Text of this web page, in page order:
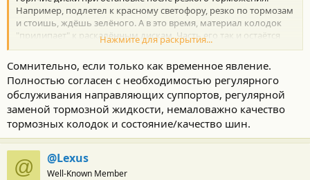
Например, подлетел к красному светофору, резко по тормозам
и стоишь, ждёшь зелёного. А в это время, материал колодок
"прилипает" к раскалённым дискам. Часть его так и остаётся
прилипшим, и когда накапливается, вызывает биение при
Нажмите для раскрытия...
Сомнительно, если только как временное явление.
Полностью согласен с необходимостью регулярного
обслуживания направляющих суппортов, регулярной
заменой тормозной жидкости, немаловажно качество
тормозных колодок и состояние/качество шин.
@ @Lexus
Well-Known Member